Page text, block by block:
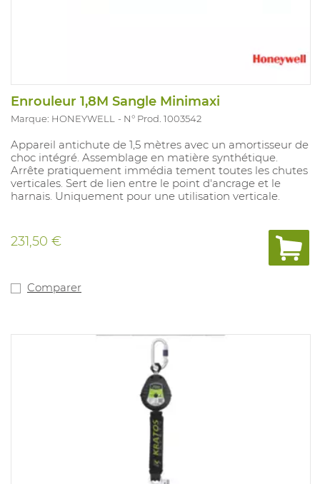
Enrouleur 1,8M Sangle Minimaxi
Marque: HONEYWELL N° Prod. 1003542
Appareil antichute de 1,5 mètres avec un amortisseur de
choc intégré. Assemblage en matière synthétique.
Arrête pratiquement immédia tement toutes les chutes
verticales. Sert de lien entre le point d'ancrage et le
harnais. Uniquement pour une utilisation verticale.
231,50 €
Comparer